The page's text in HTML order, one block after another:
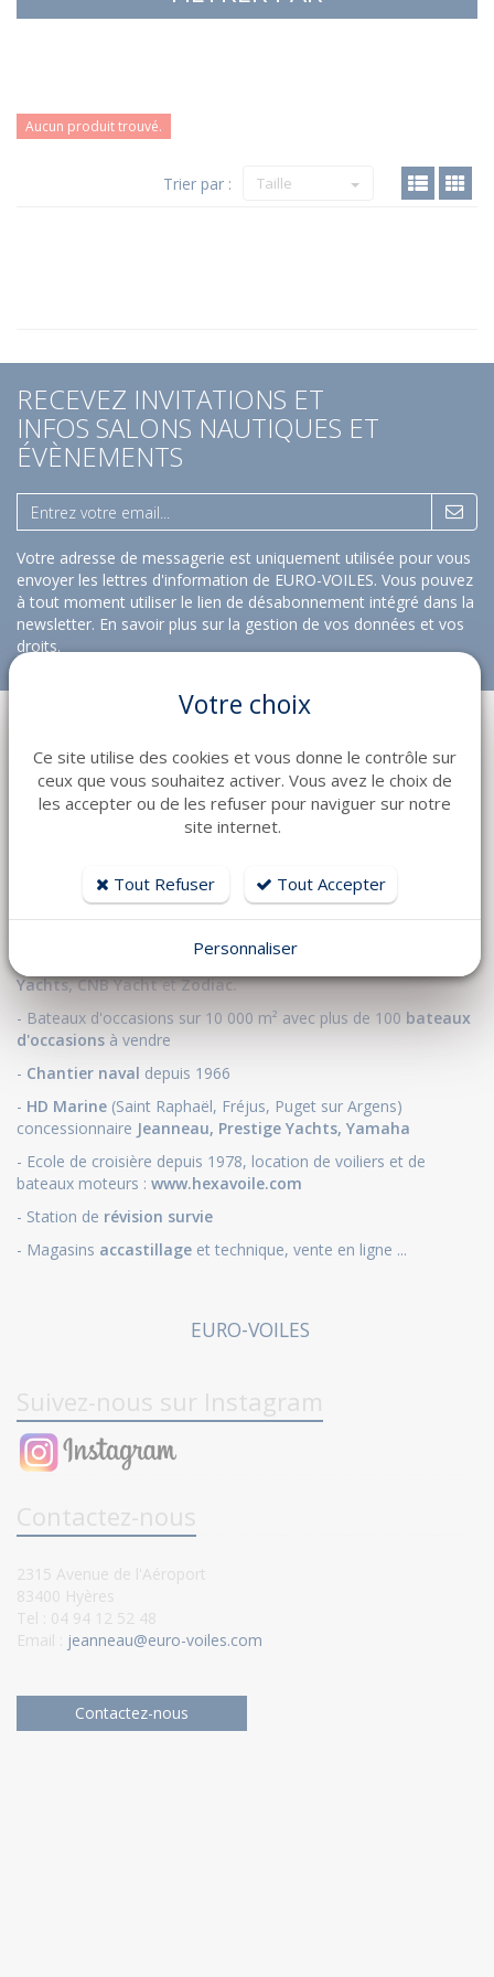
Aucun produit trouvé.
Trier par : Taille
RECEVEZ INVITATIONS ET
INFOS SALONS NAUTIQUES ET
ÉVÈNEMENTS
Votre adresse de messagerie est uniquement utilisée pour vous
envoyer les lettres d'information de EURO-VOILES. Vous pouvez
à tout moment utiliser le lien de désabonnement intégré dans la
newsletter. En savoir plus sur la gestion de vos données et vos
droits.
préparer votre bateau et vous accompagner dans vos
navigations en Méditerranée :
- Distributeur des plus grandes marques:
Yachts,CNB YachtetZodiac.
- Bateaux d'occasions sur 10 000 m² avec plus de 100 bateaux
d'occasions à vendre
- Chantier naval depuis 1966
- HD Marine (Saint Raphaël, Fréjus, Puget sur Argens)
concessionnaire Jeanneau, Prestige Yachts, Yamaha
- Ecole de croisière depuis 1978, location de voiliers et de
bateaux moteurs : www.hexavoile.com
- Station de révision survie
- Magasins accastillage et technique, vente en ligne ...
EURO-VOILES
Suivez-nous sur Instagram
Contactez-nous
2315 Avenue de l'Aéroport
83400 Hyères
Tel : 04 94 12 52 48
Email :
jeanneau@euro-voiles.com
Contactez-nous
Votre choix
Ce site utilise des cookies et vous donne le contrôle sur
ceux que vous souhaitez activer. Vous avez le choix de
les accepter ou de les refuser pour naviguer sur notre
site internet.
Tout Refuser Tout Accepter
Personnaliser